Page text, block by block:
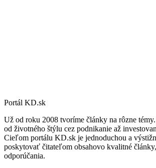
Portál KD.sk
Už od roku 2008 tvoríme články na rôzne
od životného štýlu cez podnikanie až
Cieľom portálu KD.sk je jednoduchou a
poskytovať čitateľom obsahovo kvalitné
odporúčania.